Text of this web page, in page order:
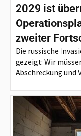
2029 ist
zweiter
Die russische
gezeigt: Wir
Abschreckung und